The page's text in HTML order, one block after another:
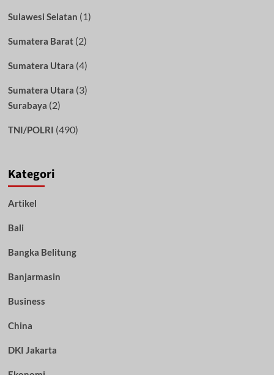
Sulawesi Selatan (1)
Sumatera Barat(2)
Sumatera Utara (4)
Sumatera Utara (3)
Surabaya (2)
TNI/POLRI (490)
Kategori
Artikel
Bali
Bangka Belitung
Banjarmasin
Business
China
DKI Jakarta